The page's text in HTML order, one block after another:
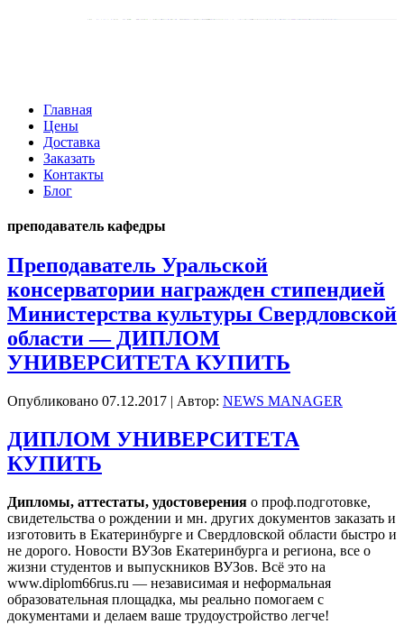
Главная
Цены
Доставка
Заказать
Контакты
Блог
преподаватель кафедры
Преподаватель Уральской
консерватории награжден стипендией
Министерства культуры Свердловской
области — ДИПЛОМ
УНИВЕРСИТЕТА КУПИТЬ
Опубликовано 07.12.2017 | Автор: NEWS MANAGER
ДИПЛОМ УНИВЕРСИТЕТА
КУПИТЬ
Дипломы, аттестаты, удостоверения о проф.подготовке,
свидетельства о рождении и мн. других документов заказать и
изготовить в Екатеринбурге и Свердловской области быстро и
не дорого. Новости ВУЗов Екатеринбурга и региона, все о
жизни студентов и выпускников ВУЗов. Всё это на
www.diplom66rus.ru — независимая и неформальная
образовательная площадка, мы реально помогаем с
документами и делаем ваше трудоустройство легче!